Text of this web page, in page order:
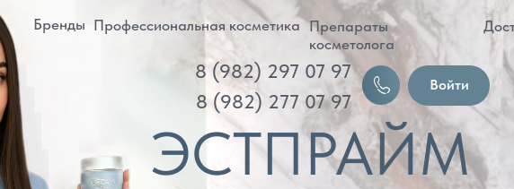
ЭСТПРАЙМ
8 (982) 297 07 97
Профессиональная косметика Препараты
Контакты
Доставка
8 (982) 277 07 97
Войти